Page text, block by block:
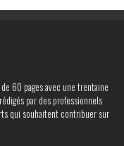
60 pages avec une trentaine
par des professionnels
qui souhaitent contribuer sur